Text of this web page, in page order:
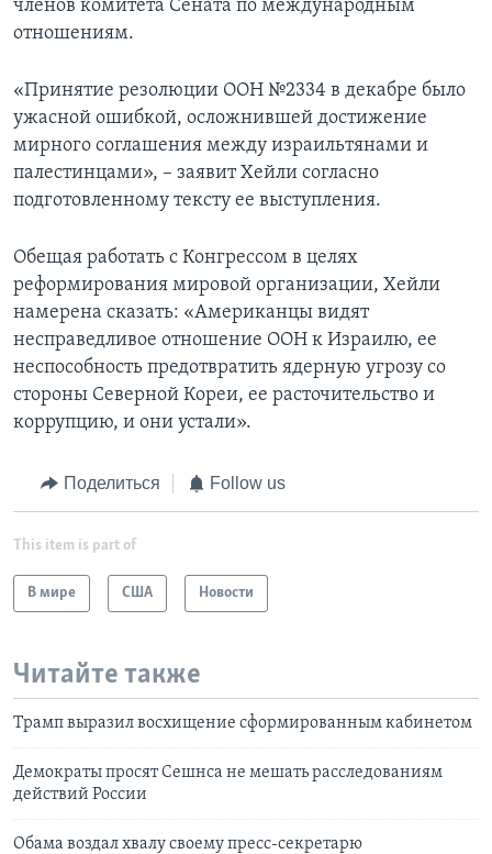
членов комитета Сената по международным
отношениям.
«Принятие резолюции ООН №2334 в декабре было
ужасной ошибкой, осложнившей достижение
мирного соглашения между израильтянами и
палестинцами», – заявит Хейли согласно
подготовленному тексту ее выступления.
Обещая работать с Конгрессом в целях
реформирования мировой организации, Хейли
намерена сказать: «Американцы видят
несправедливое отношение ООН к Израилю, ее
неспособность предотвратить ядерную угрозу со
стороны Северной Кореи, ее расточительство и
коррупцию, и они устали».
Поделиться Follow us
This item is part of
В мире США Новости
Читайте также
Трамп выразил восхищение сформированным кабинетом
Демократы просят Сешнса не мешать расследованиям
действий России
Обама воздал хвалу своему пресс-секретарю